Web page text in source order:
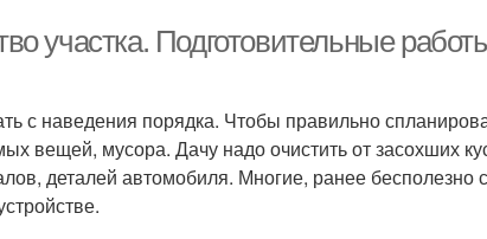
участка. Подготовительные
с наведения порядка. Чтобы правильно
вещей, мусора. Дачу надо очистить от засохших
деталей автомобиля. Многие, ранее бесполезно